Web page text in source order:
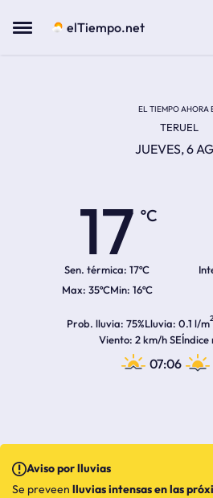
Menu elTiempo.net
EL TIEMPO AHORA
TERUEL
JUEVES, 6
17
ºC
Sen. térmica: 17ºC
35ºC 16ºC
Prob. lluvia 75%Lluvia 0.1 l/m2
Viento 2 km/h SEÍndice
07:06
Aviso por lluvias
Se preveen lluvias intensas en las